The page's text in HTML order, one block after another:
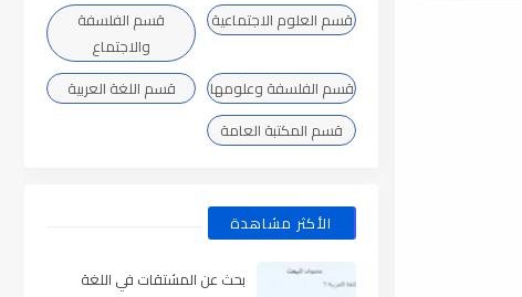
قسم العلوم الاجتماعية
قسم الفلسفة
والاجتماع
قسم الفلسفة وعلومها
قسم اللغة العربية
قسم المكتبة العامة
الأكثر مشاهدة
بحث عن المشتقات في اللغة